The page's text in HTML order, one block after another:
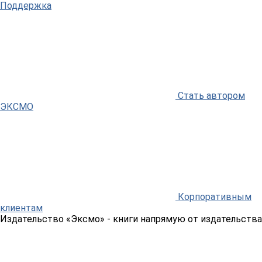
Поддержка
Стать автором
ЭКСМО
Корпоративным
клиентам
Издательство «Эксмо» - книги напрямую от издательства